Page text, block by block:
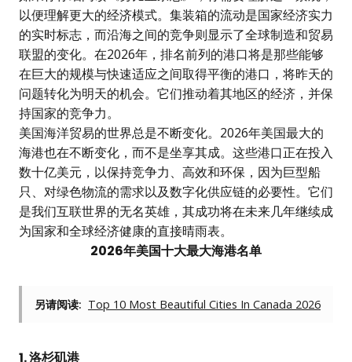
以便理解更大的经济模式。集装箱的流动是国家经济实力
的实时标志，而沿海之间的竞争则显示了全球制造和贸易
联盟的变化。在2026年，排名前列的港口将是那些能够
在巨大的规模与快速适应之间取得平衡的港口，将昨天的
问题转化为明天的机会。它们推动着其地区的经济，并保
持国家的竞争力。
美国海洋贸易的世界总是不断变化。2026年美国最大的
海港也在不断变化，而不是坐享其成。这些港口正在投入
数十亿美元，以保持竞争力、高效和环保，因为巨型船
只、对绿色物流的需求以及数字化供应链的必要性。它们
是我们互联世界的无名英雄，其成功将在未来几年继续成
为国家和全球经济健康的直接晴雨表。
2026年美国十大最大海港名单
另请阅读: Top 10 Most Beautiful Cities In Canada 2026
1. 洛杉矶港